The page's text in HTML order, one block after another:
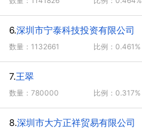
6.深圳市宁泰科技投资有限公司
数量：1132661 比例：0.461%
7.王翠
数量：780000 比例：0.317%
8.深圳市大方正祥贸易有限公司